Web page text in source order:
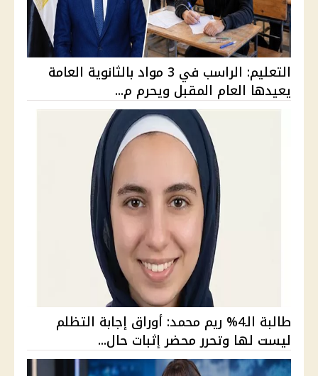
التعليم: الراسب في 3 مواد بالثانوية العامة
يعيدها العام المقبل ويحرم م...
طالبة الـ4% ريم محمد: أوراق إجابة التظلم
ليست لها وتحرر محضر إثبات حال...